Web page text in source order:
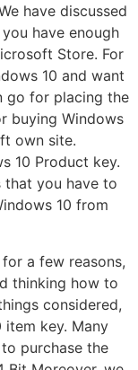
have discussed
have enough
Store. For
10 and want
go for placing the
buying Windows
own site.
10 Product key.
that you have to
10 from
a few reasons,
thinking how to
considered,
item key. Many
purchase the